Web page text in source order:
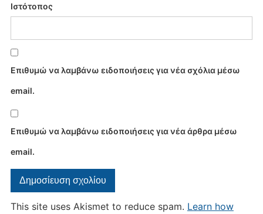
Ιστότοπος
Επιθυμώ να λαμβάνω ειδοποιήσεις για νέα σχόλια μέσω
email.
Επιθυμώ να λαμβάνω ειδοποιήσεις για νέα άρθρα μέσω
email.
This site uses Akismet to reduce spam. Learn how